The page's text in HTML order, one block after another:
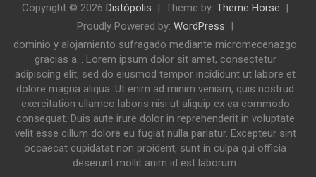
Copyright © 2026 Distópolis Theme by: Theme Horse
Proudly Powered by: WordPress
dominio y alojamiento sufragado mediante micromecenazgo
gracias a... Lorem ipsum dolor sit amet, consectetur
adipiscing elit, sed do eiusmod tempor incididunt ut labore et
dolore magna aliqua. Ut enim ad minim veniam, quis nostrud
exercitation ullamco laboris nisi ut aliquip ex ea commodo
consequat. Duis aute irure dolor in reprehenderit in voluptate
velit esse cillum dolore eu fugiat nulla pariatur. Excepteur sint
occaecat cupidatat non proident, sunt in culpa qui officia
deserunt mollit anim id est laborum.